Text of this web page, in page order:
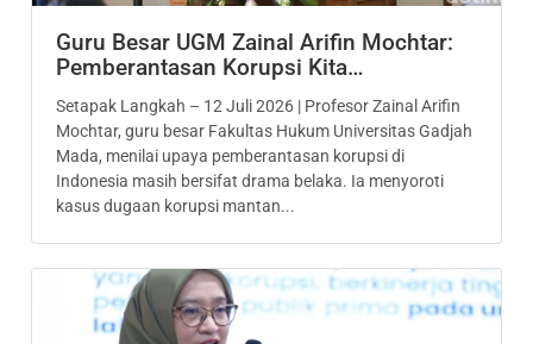
Guru Besar UGM Zainal Arifin Mochtar:
Pemberantasan Korupsi Kita…
Setapak Langkah – 12 Juli 2026 | Profesor Zainal Arifin
Mochtar, guru besar Fakultas Hukum Universitas Gadjah
Mada, menilai upaya pemberantasan korupsi di
Indonesia masih bersifat drama belaka. Ia menyoroti
kasus dugaan korupsi mantan...